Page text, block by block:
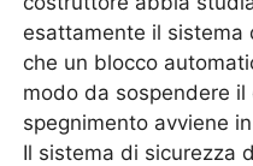
esattamente il sistema
che un blocco
modo da sospendere
spegnimento avviene
Il sistema di sicurezza